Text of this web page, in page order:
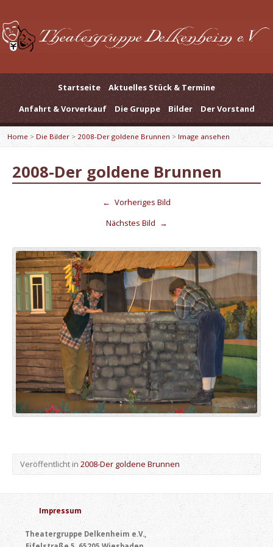
Startseite
Aktuelles Stück & Termine
Anfahrt & Vorverkauf
Die Gruppe Bilder Der Vorstand
Home > Die Bilder> 2008-Der goldene Brunnen> Image ansehen
2008-Der goldene Brunnen
← Vorheriges Bild
Nächstes Bild →
Veröffentlicht in2008-Der goldene Brunnen
Impressum
Theatergruppe Delkenheim e.V.,